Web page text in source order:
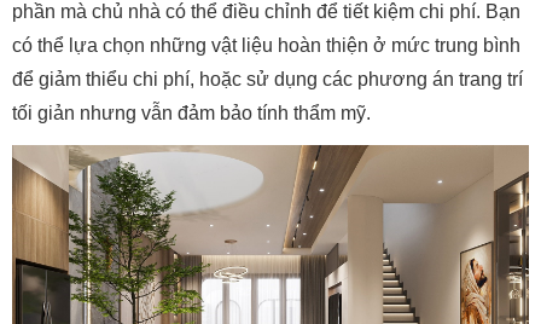
phần mà chủ nhà có thể điều chỉnh để tiết kiệm chi phí. Bạn
có thể lựa chọn những vật liệu hoàn thiện ở mức trung bình
để giảm thiểu chi phí, hoặc sử dụng các phương án trang trí
tối giản nhưng vẫn đảm bảo tính thẩm mỹ.